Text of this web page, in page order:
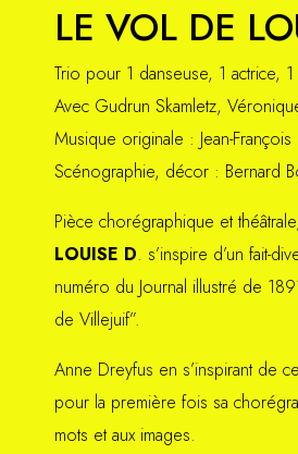
LE VOL DE
Trio pour 1 danseuse, 1 actrice,
Avec Gudrun Skamletz,
Musique originale : Jean-
Scénographie, décor : Bernard
Pièce chorégraphique et
LOUISE D. s’inspire d’un fait-
numéro du Journal illustré de
de Villejuif”.
Anne Dreyfus en s’inspirant de
pour la première fois sa
mots et aux images.